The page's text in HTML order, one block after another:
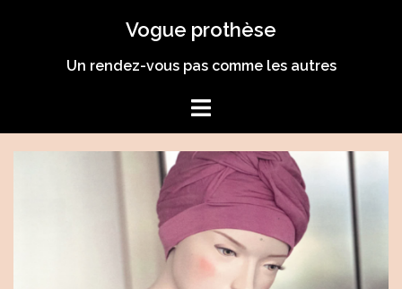
Vogue prothèse
Un rendez-vous pas comme les autres